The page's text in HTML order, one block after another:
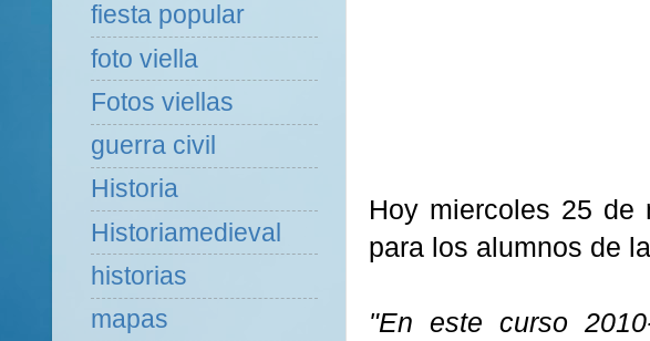
Hoy miercoles 25 de
para los alumnos de
"En este curso
fiesta popular
foto viella
Fotos viellas
guerra civil
Historia
Historiamedieval
historias
mapas